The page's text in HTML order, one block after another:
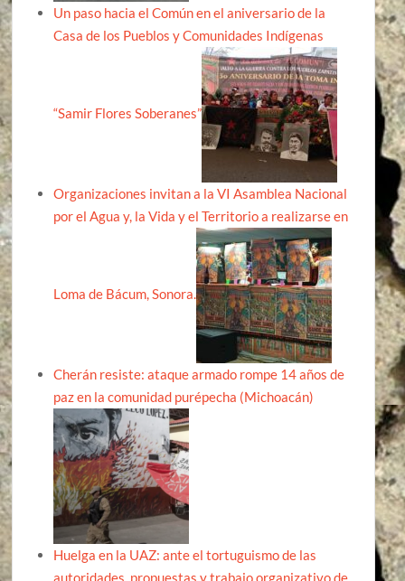
Un paso hacia el Común en el aniversario de la
Casa de los Pueblos y Comunidades Indígenas
“Samir Flores Soberanes”
Organizaciones invitan a la VI Asamblea Nacional
por el Agua y, la Vida y el Territorio a realizarse en
Loma de Bácum, Sonora.
Cherán resiste: ataque armado rompe 14 años de
paz en la comunidad purépecha (Michoacán)
Huelga en la UAZ: ante el tortuguismo de las
autoridades, propuestas y trabajo organizativo de